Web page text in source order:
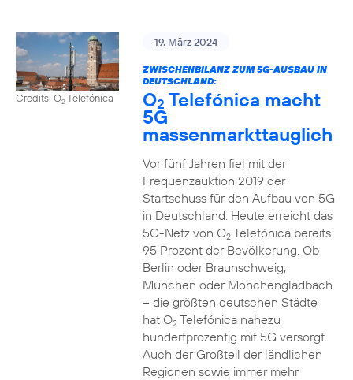
Credits: O2Telefónica
19. März 2024
ZWISCHENBILANZ ZUM 5G-AUSBAU IN
DEUTSCHLAND:
O2 Telefónica macht
5G
massenmarkttauglich
Vor fünf Jahren fiel mit der
Frequenzauktion 2019 der
Startschuss für den Aufbau von 5G
in Deutschland. Heute erreicht das
5G-Netz von O2Telefónica bereits
95 Prozent der Bevölkerung. Ob
Berlin oder Braunschweig,
München oder Mönchengladbach
– die größten deutschen Städte
hat O2Telefónica nahezu
hundertprozentig mit 5G versorgt.
Auch der Großteil der ländlichen
Regionen sowie immer mehr